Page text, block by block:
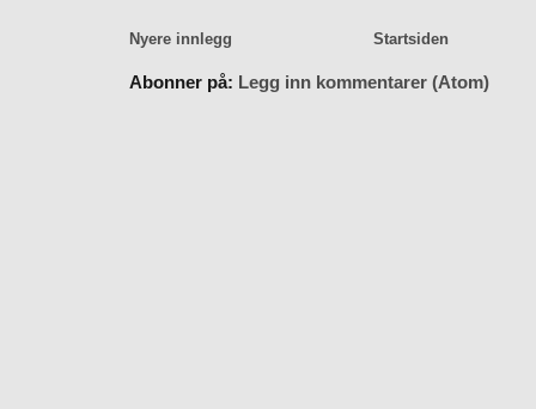
Nyere innlegg Startsiden
Abonner på: Legg inn kommentarer (Atom)